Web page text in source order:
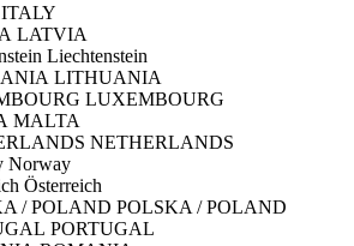
ITALY
LATVIA
Liechtenstein
LITHUANIA
LUXEMBOURG
MALTA
NETHERLANDS
Norway
Österreich
POLSKA / POLAND
PORTUGAL